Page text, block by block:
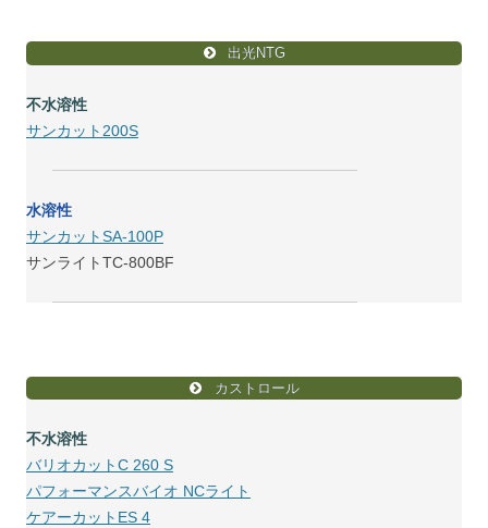
出光NTG
不水溶性
サンカット200S
水溶性
サンカットSA-100P
サンライトTC-800BF
カストロール
不水溶性
バリオカットC 260 S
パフォーマンスバイオ NCライト
ケアーカットES 4